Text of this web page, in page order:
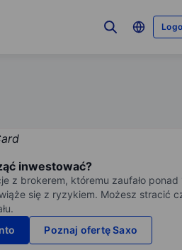
inwestować?
z brokerem, któremu zaufało ponad
się z ryzykiem. Możesz stracić
Poznaj ofertę Saxo